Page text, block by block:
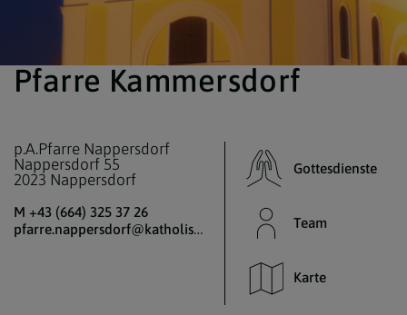
Pfarre Kammersdorf
p.A.Pfarre Nappersdorf
Nappersdorf 55
2023 Nappersdorf
M +43 (664) 325 37 26
pfarre.nappersdorf@katholischekirche.at
Gottesdienste
Team
Karte